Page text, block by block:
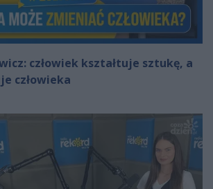
człowiek kształtuje sztukę, a
człowieka